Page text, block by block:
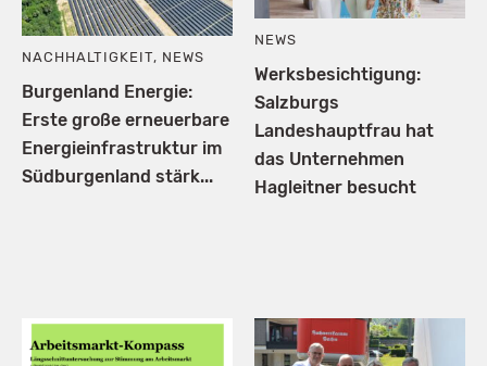
NACHHALTIGKEIT, NEWS
Burgenland Energie:
Erste große erneuerbare
Energieinfrastruktur im
Südburgenland stärk...
NEWS
Werksbesichtigung:
Salzburgs
Landeshauptfrau hat
das Unternehmen
Hagleitner besucht